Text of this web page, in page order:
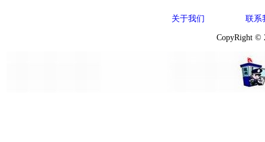
关于我们 联系
CopyRight ©